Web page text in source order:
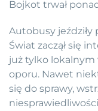
Bojkot trwał
Autobusy jeździły
Świat zaczął się
już tylko lokalnym
oporu. Nawet
się do sprawy,